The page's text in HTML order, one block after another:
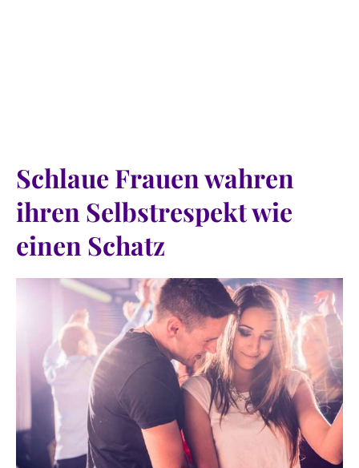
Schlaue Frauen wahren
ihren Selbstrespekt wie
einen Schatz